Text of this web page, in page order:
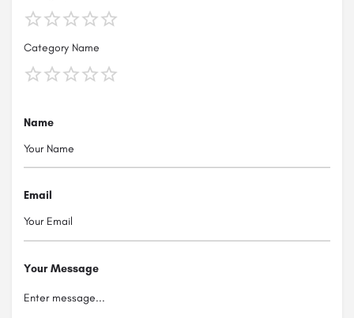
Category Name
Name
Email
Your Message